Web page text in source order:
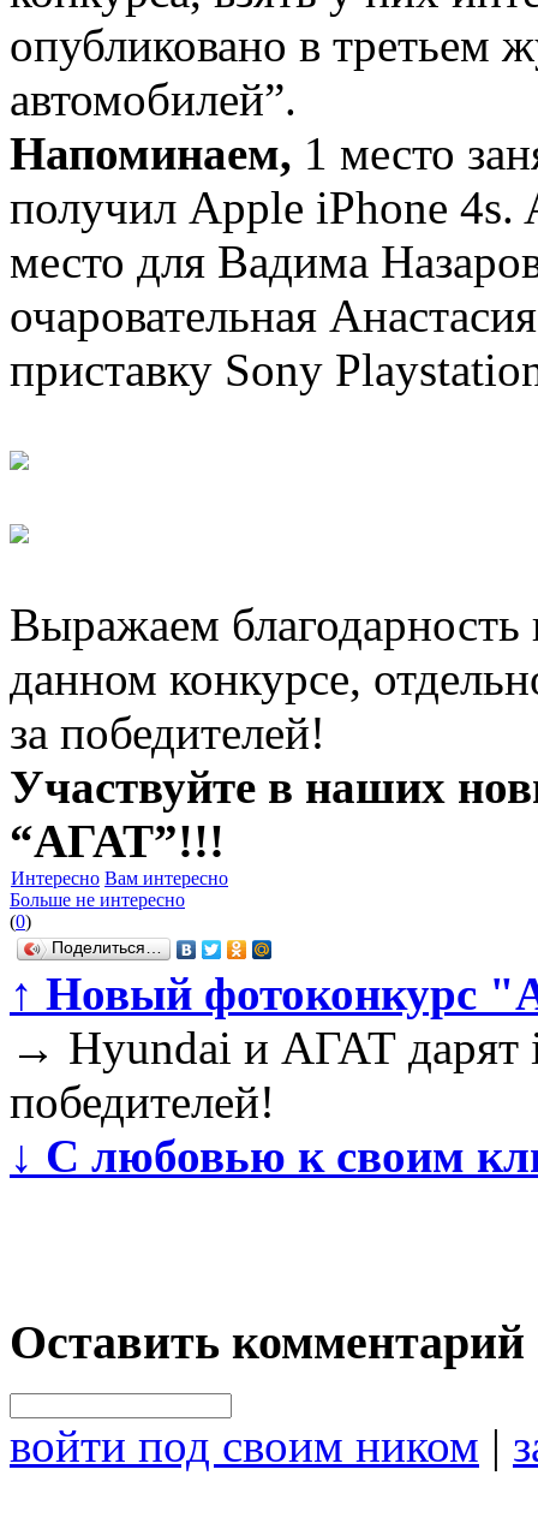
опубликовано в третьем
автомобилей”.
Напоминаем, 1 место
получил Apple iPhone 4s.
место для Вадима
очаровательная
приставку Sony
Выражаем благодарность
данном конкурсе,
за победителей!
Участвуйте в наших
“АГАТ”!!!
Интересно Вам интересно
Больше не интересно
(0)
Поделиться…
↑ Новый фотоконкурс
→ Hyundai и АГАТ дарят
победителей!
↓ С любовью к своим
Оставить комментарий
войти под своим ником |